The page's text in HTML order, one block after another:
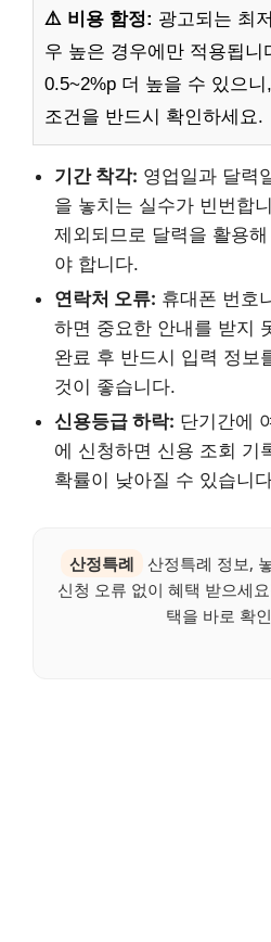
⚠️ 비용 함정: 광고되는 최
우 높은 경우에만 적용됩니
0.5~2%p 더 높을 수 있으
조건을 반드시 확인하세요.
기간 착각: 영업일과 달력
을 놓치는 실수가 빈번합
제외되므로 달력을 활용
야 합니다.
연락처 오류: 휴대폰 번호
하면 중요한 안내를 받지
완료 후 반드시 입력 정보
것이 좋습니다.
신용등급 하락: 단기간에
에 신청하면 신용 조회 기
확률이 낮아질 수 있습니
산정특례
산정특례 정보,
신청 오류 없이 혜택 받으세
택을 바로 확